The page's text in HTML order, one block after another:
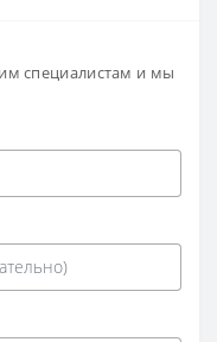
специалистам и мы